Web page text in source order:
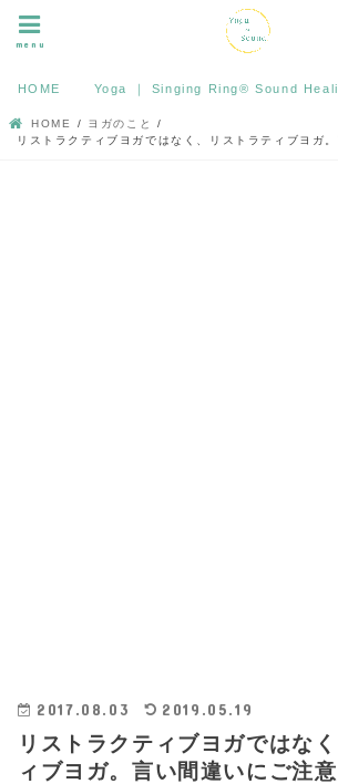
menu
HOME Yoga ｜ Singing Ring®︎ Sound
HOME
ヨガのこと
リストラクティブヨガではなく、リストラティブヨガ
2017.08.03 2019.05.19
リストラクティブヨガではな
ィブヨガ。言い間違いにご注意